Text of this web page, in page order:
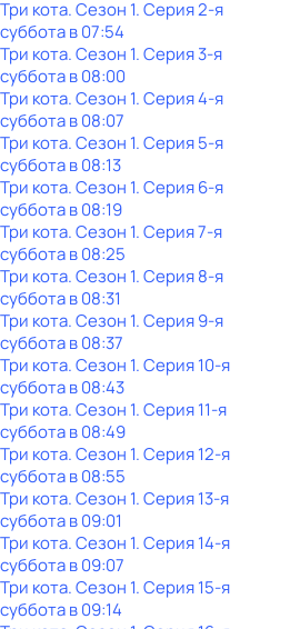
Три кота. Сезон 1. Серия 2-я
субботав07:54
Три кота. Сезон 1. Серия 3-я
субботав08:00
Три кота. Сезон 1. Серия 4-я
субботав08:07
Три кота. Сезон 1. Серия 5-я
субботав08:13
Три кота. Сезон 1. Серия 6-я
субботав08:19
Три кота. Сезон 1. Серия 7-я
субботав08:25
Три кота. Сезон 1. Серия 8-я
субботав08:31
Три кота. Сезон 1. Серия 9-я
субботав08:37
Три кота. Сезон 1. Серия 10-я
субботав08:43
Три кота. Сезон 1. Серия 11-я
субботав08:49
Три кота. Сезон 1. Серия 12-я
субботав08:55
Три кота. Сезон 1. Серия 13-я
субботав09:01
Три кота. Сезон 1. Серия 14-я
субботав09:07
Три кота. Сезон 1. Серия 15-я
субботав09:14